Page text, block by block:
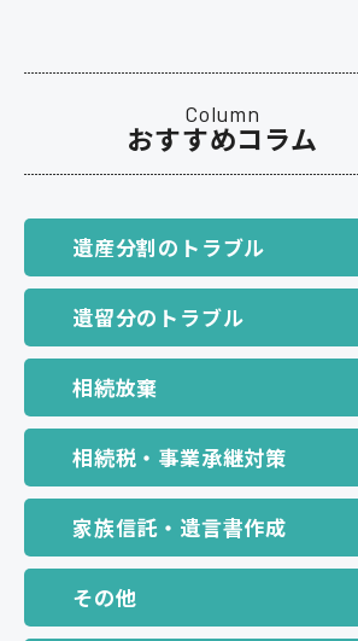
Column
おすすめコラム
遺産分割のトラブル
遺留分のトラブル
相続放棄
相続税・事業承継対策
家族信託・遺言書作成
その他